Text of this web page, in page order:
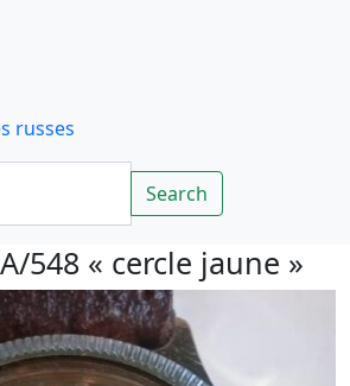
russes
Rechercher
Search
548 « cercle jaune »